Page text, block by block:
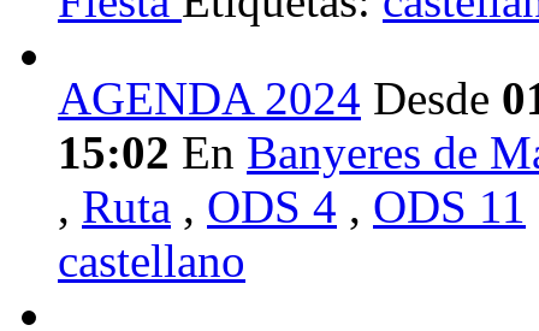
AGENDA 2024 Desde
15:02 En Banyeres de
, Ruta , ODS 4 , ODS 11
castellano